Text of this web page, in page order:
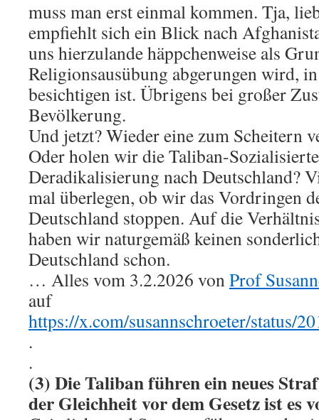
muss man erst einmal kommen. Tja,
empfiehlt sich ein Blick nach
uns hierzulande häppchenweise als
Religionsausübung abgerungen wird,
besichtigen ist. Übrigens bei großer
Bevölkerung.
Und jetzt? Wieder eine zum Scheitern
Oder holen wir die Taliban-
Deradikalisierung nach Deutschland?
mal überlegen, ob wir das Vordringen
Deutschland stoppen. Auf die
haben wir naturgemäß keinen
Deutschland schon.
… Alles vom 3.2.2026 vonProf
auf
https://x.com/susannschroeter/status/
.
.
(3) Die Taliban führen ein neues
der Gleichheit vor dem Gesetz ist es